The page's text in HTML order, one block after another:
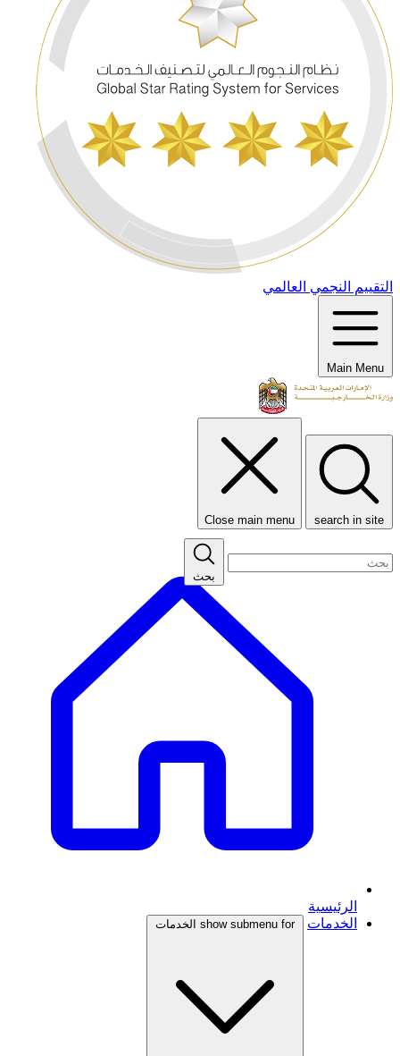
التقييم النجمي العالمي
Main Menu
search in site
Close main menu
بحث
الرئيسية
الخدمات
show submenu for الخدمات